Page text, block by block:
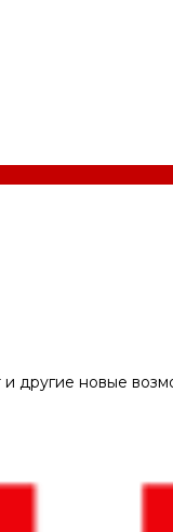
и другие новые